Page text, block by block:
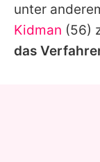
unter
Kidman (56)
das